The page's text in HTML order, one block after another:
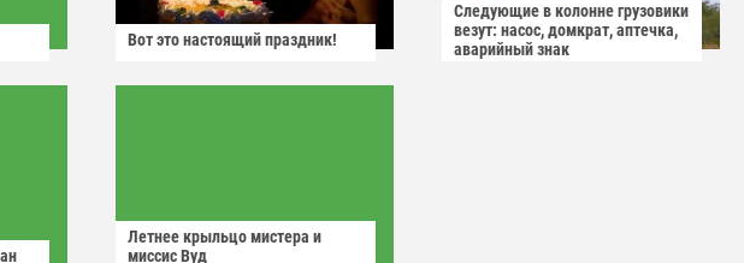
Вот это настоящий праздник!
Следующие в колонне грузовики
везут: насос, домкрат, аптечка,
аварийный знак
Летнее крыльцо мистера и
миссис Вуд